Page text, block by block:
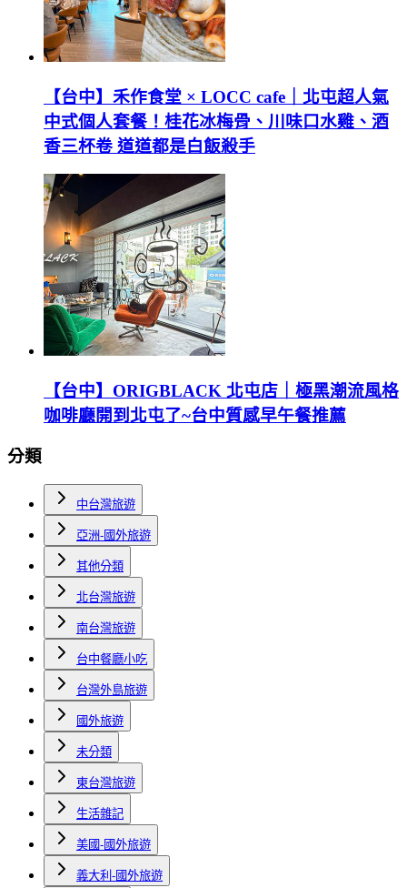
【台中】禾作食堂 × LOCC cafe｜北屯超人氣
中式個人套餐！桂花冰梅骨、川味口水雞、酒
香三杯卷 道道都是白飯殺手
【台中】ORIGBLACK 北屯店｜極黑潮流風格
咖啡廳開到北屯了~台中質感早午餐推薦
分類
中台灣旅遊
亞洲-國外旅遊
其他分類
北台灣旅遊
南台灣旅遊
台中餐廳小吃
台灣外島旅遊
國外旅遊
未分類
東台灣旅遊
生活雜記
美國-國外旅遊
義大利-國外旅遊